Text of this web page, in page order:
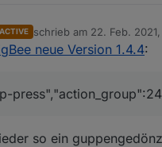
schrieb am 22. Feb.
zuletzt editiert von
neue Version 1.4.4:
so ein